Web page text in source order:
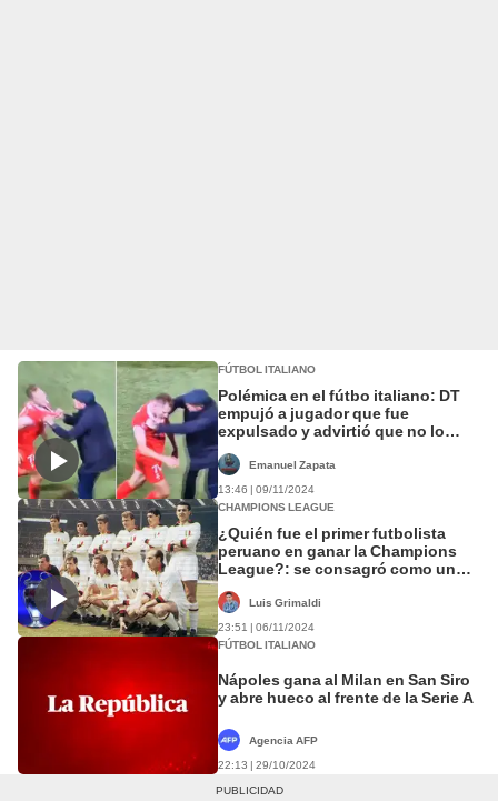
FÚTBOL ITALIANO
Polémica en el fútbo italiano: DT
empujó a jugador que fue
expulsado y advirtió que no lo
Emanuel Zapata
13:46 | 09/11/2024
CHAMPIONS LEAGUE
¿Quién fue el primer futbolista
peruano en ganar la Champions
League?: se consagró como uno
MilanLuis Grimaldi
23:51 | 06/11/2024
FÚTBOL ITALIANO
Nápoles gana al Milan en San Siro
y abre hueco al frente de la Serie A
Agencia AFP
22:13 | 29/10/2024